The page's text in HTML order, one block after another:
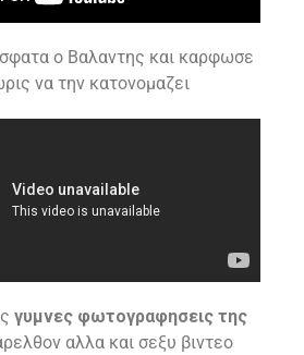
ο Βαλαντης και καρφωσε
να την κατονομαζει
γυμνες φωτογραφησεις της
αλλα και σεξυ βιντεο